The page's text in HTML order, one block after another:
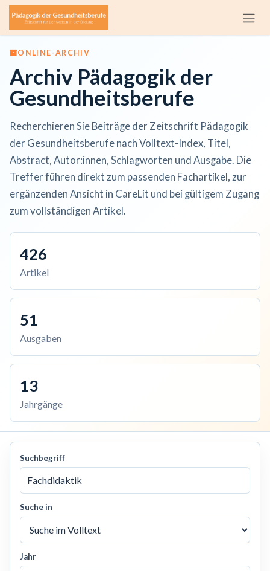
Zum Inhalt springen
ONLINE-ARCHIV
Archiv Pädagogik der
Gesundheitsberufe
Recherchieren Sie Beiträge der Zeitschrift Pädagogik
der Gesundheitsberufe nach Volltext-Index, Titel,
Abstract, Autor:innen, Schlagworten und Ausgabe. Die
Treffer führen direkt zum passenden Fachartikel, zur
ergänzenden Ansicht in CareLit und bei gültigem Zugang
zum vollständigen Artikel.
426
Artikel
51
Ausgaben
13
Jahrgänge
Suchbegriff
Suche in
Jahr